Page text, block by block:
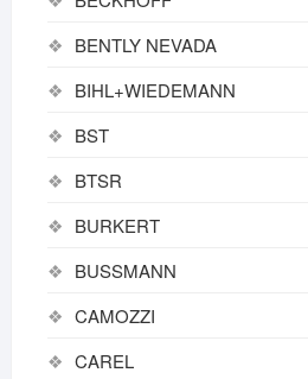
BENTLY NEVADA
BIHL+WIEDEMANN
BST
BTSR
BURKERT
BUSSMANN
CAMOZZI
CAREL